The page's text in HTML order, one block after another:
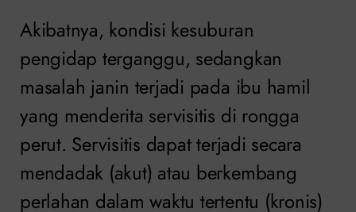
Akibatnya, kondisi kesuburan
pengidap terganggu, sedangkan
masalah janin terjadi pada ibu hamil
yang menderita servisitis di rongga
perut. Servisitis dapat terjadi secara
mendadak (akut) atau berkembang
perlahan dalam waktu tertentu (kronis)